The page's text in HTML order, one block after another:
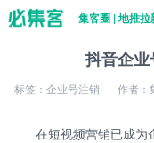
集客圈 | 地推
抖音企
标签：企业号注销 作者：
在短视频营销已成为